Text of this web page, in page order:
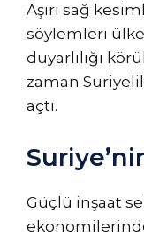
Aşırı sağ
söylemleri
duyarlılığı
zaman
açtı.
Güçlü inşaat